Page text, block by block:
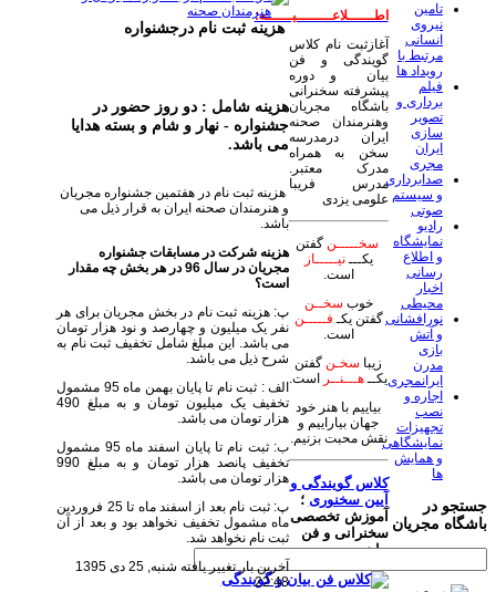
هزینه ثبت نام درجشنواره
هزینه شامل : دو روز حضور در
جشنواره - نهار و شام و بسته هدایا
می باشد.
هزینه ثبت نام در هفتمین جشنواره مجریان
و هنرمندان صحنه ایران به قرار ذیل می
باشد.
هزینه شرکت در مسابقات جشنواره
مجریان در سال 96 در هر بخش چه مقدار
است؟
پ: هزینه ثبت نام در بخش مجریان برای هر
نفر یک میلیون و چهارصد و نود هزار تومان
می باشد. این مبلغ شامل تخفیف ثبت نام به
شرح ذیل می باشد.
الف : ثبت نام تا پایان بهمن ماه 95 مشمول
تخفیف یک میلیون تومان و به مبلغ 490
هزار تومان می باشد.
ب: ثبت نام تا پایان اسفند ماه 95 مشمول
تخفیف پانصد هزار تومان و به مبلغ 990
هزار تومان می باشد.
پ: ثبت نام بعد از اسفند ماه تا 25 فروردین
ماه مشمول تخفیف نخواهد بود و بعد از آن
ثبت نام نخواهد شد.
آخرین بار تغییر یافته شنبه, 25 دی 1395
22:48
اطــــــلاعــــــــیــــــه:
آغازثبت نام کلاس
گویندگی و فن
بیان و دوره
پیشرفته سخنرانی
باشگاه مجریان
وهنرمندان صحنه
ایران درمدرسه
سخن به همراه
مدرک معتبر.
مدرس فریبا
علومی یزدی
سخـــــن گفتن
یکـــنیـــــاز
است.
خوب سخــن
گفتن یکـ فـــــن
است.
زیبا سخـنگفتن
یکــهـــنــر
است.
بیاییم با هنر خود
جهان بیاراییم و
نقش محبت بزنیم.
کلاس گویندگی و
آیین سخنوری ؛
آموزش تخصصی
سخنرانی و فن
بیان
تامین
نیروی
انسانی
مرتبط با
رویداد ها
فیلم
برداری و
تصویر
سازی
ایران
مجری
صدابرداری
و سیستم
صوتی
رادیو
نمایشگاه
و اطلاع
رسانی
اخبار
محیطی
نورافشانی
و آتش
بازی
مدرن
ایرانمجری
اجاره و
نصب
تجهیزات
نمایشگاهی
و همایش
ها
جستجو در
باشگاه مجریان